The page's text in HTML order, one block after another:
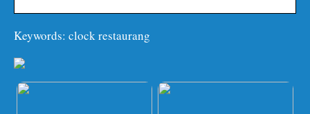
Keywords: clock restaurang